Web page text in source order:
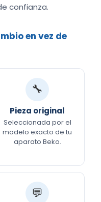
confianza.
en vez de
🔧
Pieza original
Seleccionada por el
modelo exacto de tu
aparato Beko.
💬